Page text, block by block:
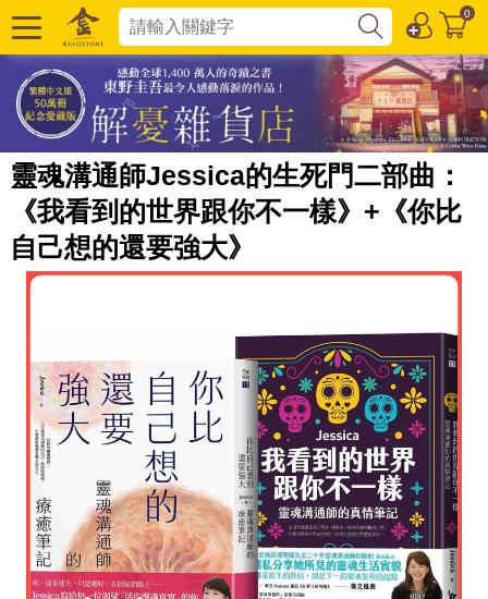
0
靈魂溝通師Jessica的生死門二部曲：
《我看到的世界跟你不一樣》+《你比
自己想的還要強大》